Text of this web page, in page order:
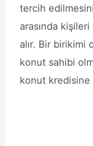
tercih
arasında
alır. Bir birikimi
konut sahibi
konut kredisine